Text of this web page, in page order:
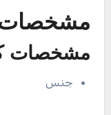
مشخصات
مشخصات
جنس